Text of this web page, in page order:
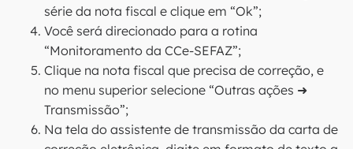
série da nota fiscal e clique em “Ok”;
Você será direcionado para a rotina
“Monitoramento da CCe-SEFAZ”;
Clique na nota fiscal que precisa de correção, e
no menu superior selecione “Outras ações ➜
Transmissão”;
Na tela do assistente de transmissão da carta de